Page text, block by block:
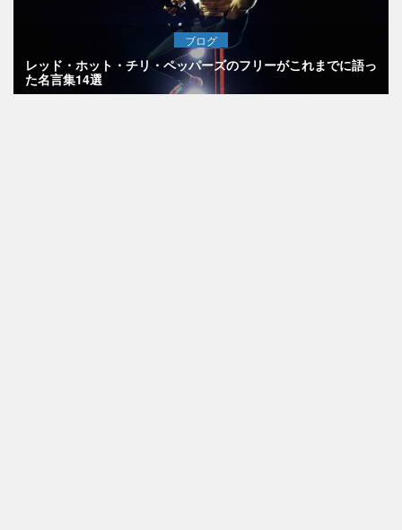
ブログ
レッド・ホット・チリ・ペッパーズのフリーがこれまでに語っ
た名言集14選